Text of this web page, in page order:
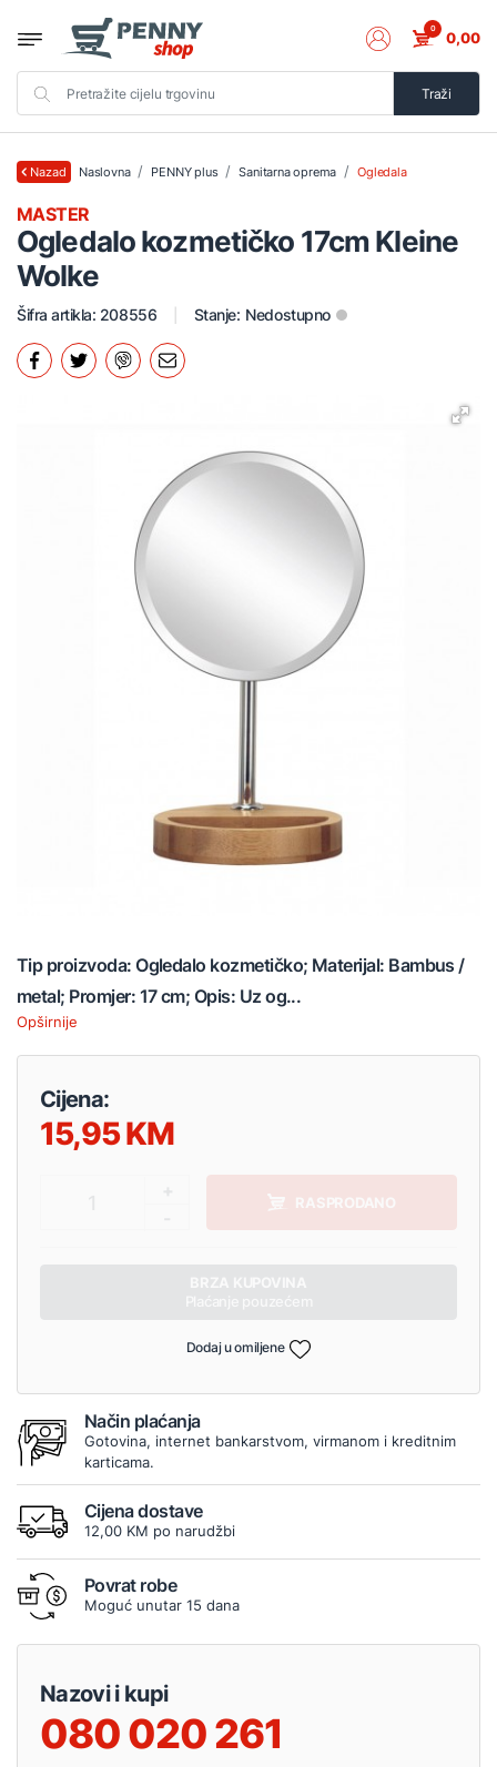
Traži
0 0,00
Nazad Naslovna PENNY plus Sanitarna oprema Ogledala
Ogledalo kozmetičko 17cm Kleine
Wolke
MASTER
Šifra artikla: 208556 Stanje: Nedostupno
Tip proizvoda: Ogledalo kozmetičko; Materijal: Bambus /
metal; Promjer: 17 cm; Opis: Uz og...
Opširnije
Cijena:
15,95
RASPRODANO
Dodaj u omiljene
Način plaćanja
Gotovina, internet bankarstvom, virmanom i kreditnim
karticama.
Cijena dostave
12,00 KM po narudžbi
Povrat robe
Moguć unutar 15 dana
Nazovi i kupi
080 020 261